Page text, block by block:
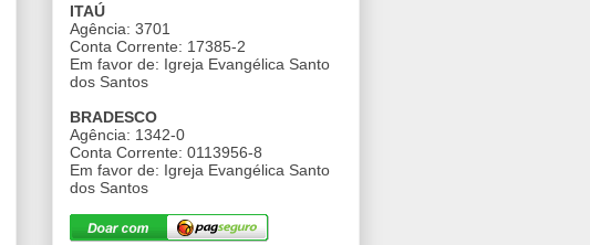
ITAÚ
Agência: 3701
Conta Corrente: 17385-2
Em favor de: Igreja Evangélica Santo
dos Santos
BRADESCO
Agência: 1342-0
Conta Corrente: 0113956-8
Em favor de: Igreja Evangélica Santo
dos Santos